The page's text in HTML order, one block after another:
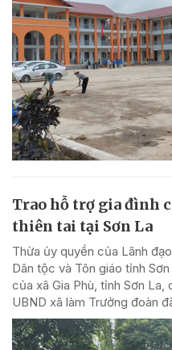
Trao hỗ trợ gia đình
thiên tai tại Sơn La
Thừa ủy quyền của Lãnh
Dân tộc và Tôn giáo tỉnh
của xã Gia Phù, tỉnh Sơn
UBND xã làm Trưởng đoàn